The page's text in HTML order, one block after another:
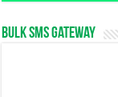
Bulk SMS Gateway